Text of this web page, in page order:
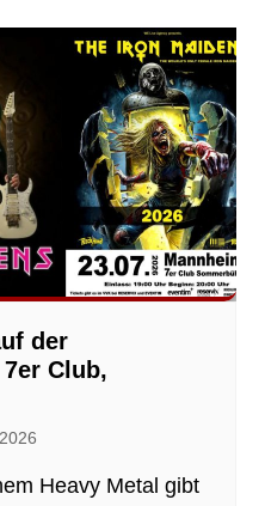
der
Club,
Heavy Metal gibt